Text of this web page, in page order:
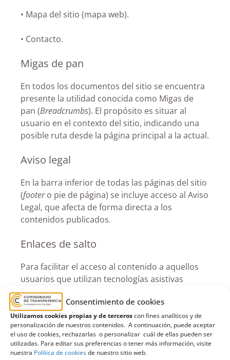
Consentimiento de cookies
Utilizamos cookies propias y de terceroscon fines analíticos y de
personalización de nuestros contenidos. A continuación, puede aceptar
el uso de cookies, rechazarlas o personalizar cuál de ellas pueden ser
utilizadas. Para editar sus preferencias o tener más información, visite
nuestra Política de cookiesde nuestro sitio web.
• Mapa del sitio (mapa web).
• Contacto.
Migas de pan
En todos los documentos del sitio se encuentra
presente la utilidad conocida como Migas de
pan (Breadcrumbs). El propósito es situar al
usuario en el contexto del sitio, indicando una
posible ruta desde la página principal a la actual.
Aviso legal
En la barra inferior de todas las páginas del sitio
(footero pie de página) se incluye acceso al Aviso
Legal, que afecta de forma directa a los
contenidos publicados.
Enlaces de salto
Para facilitar el acceso al contenido a aquellos
usuarios que utilizan tecnologías asistivas
(navegadores de voz o lectores de pantalla,
entre otro) se han habilitado enlaces para saltar
las secciones de navegación y acceder
directamente al contenido de las páginas.
Atajos de teclado